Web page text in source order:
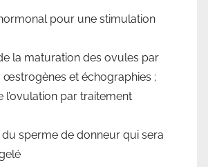
pour une stimulation
la maturation des ovules par
œstrogènes et échographies ;
l’ovulation par traitement
sperme de donneur qui sera